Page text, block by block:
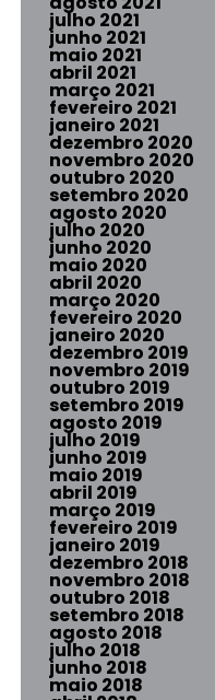
julho 2021
junho 2021
maio 2021
abril 2021
março 2021
fevereiro 2021
janeiro 2021
dezembro 2020
novembro 2020
outubro 2020
setembro 2020
agosto 2020
julho 2020
junho 2020
maio 2020
abril 2020
março 2020
fevereiro 2020
janeiro 2020
dezembro 2019
novembro 2019
outubro 2019
setembro 2019
agosto 2019
julho 2019
junho 2019
maio 2019
abril 2019
março 2019
fevereiro 2019
janeiro 2019
dezembro 2018
novembro 2018
outubro 2018
setembro 2018
agosto 2018
julho 2018
junho 2018
maio 2018